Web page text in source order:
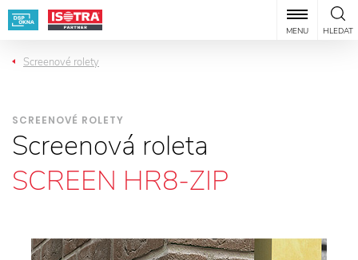
HLEDAT
MENU
Screenové rolety
SCREENOVÉ ROLETY
Screenová roleta
SCREEN HR8-ZIP